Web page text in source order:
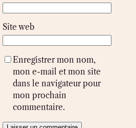
Site web
Enregistrer mon nom,
mon e-mail et mon site
dans le navigateur pour
mon prochain
commentaire.